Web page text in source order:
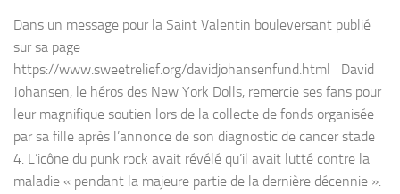
Dans un message pour la Saint Valentin bouleversant publié
sur sa page
https://www.sweetrelief.org/davidjohansenfund.html David
Johansen, le héros des New York Dolls, remercie ses fans pour
leur magnifique soutien lors de la collecte de fonds organisée
par sa fille après l’annonce de son diagnostic de cancer stade
4. L’icône du punk rock avait révélé qu’il avait lutté contre la
maladie « pendant la majeure partie de la dernière décennie ».